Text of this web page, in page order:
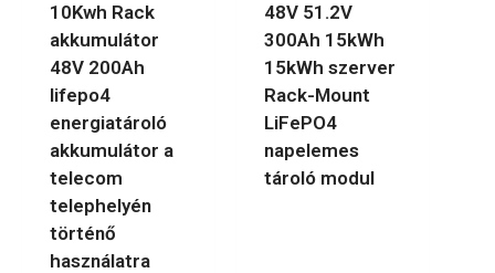
10Kwh Rack
akkumulátor
48V 200Ah
lifepo4
energiatároló
akkumulátor a
telecom
telephelyén
történő
használatra
48V 51.2V
300Ah 15kWh
15kWh szerver
Rack-Mount
LiFePO4
napelemes
tároló modul